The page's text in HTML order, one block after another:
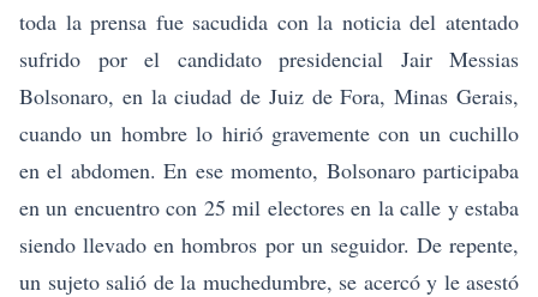
toda la prensa fue sacudida con la noticia del atentado
sufrido por el candidato presidencial Jair Messias
Bolsonaro, en la ciudad de Juiz de Fora, Minas Gerais,
cuando un hombre lo hirió gravemente con un cuchillo
en el abdomen. En ese momento, Bolsonaro participaba
en un encuentro con 25 mil electores en la calle y estaba
siendo llevado en hombros por un seguidor. De repente,
un sujeto salió de la muchedumbre, se acercó y le asestó